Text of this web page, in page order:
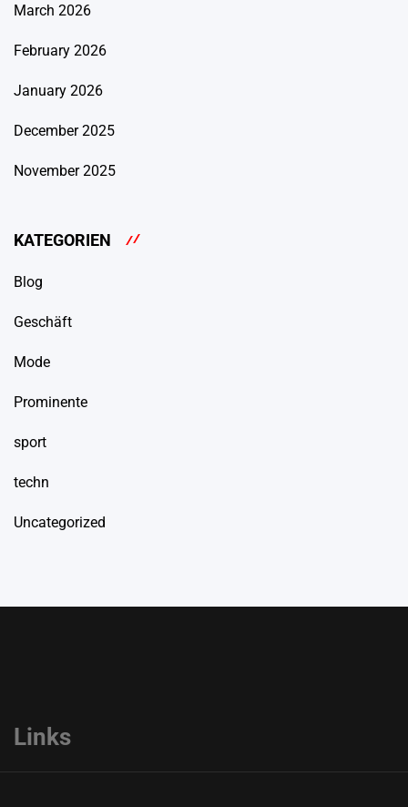
March 2026
February 2026
January 2026
December 2025
November 2025
KATEGORIEN
Blog
Geschäft
Mode
Prominente
sport
techn
Uncategorized
Links